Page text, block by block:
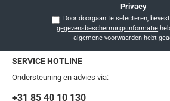
Privacy
gegevensbeschermingsinformatie
algemene voorwaardenhebt
SERVICE HOTLINE
Ondersteuning en advies via:
+31 85 40 10 130